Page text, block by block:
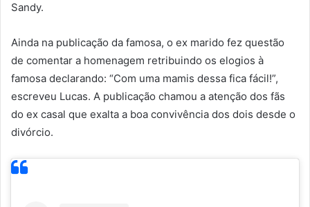
Sandy.
Ainda na publicação da famosa, o ex marido fez questão
de comentar a homenagem retribuindo os elogios à
famosa declarando: “Com uma mamis dessa fica fácil!”,
escreveu Lucas. A publicação chamou a atenção dos fãs
do ex casal que exalta a boa convivência dos dois desde o
divórcio.